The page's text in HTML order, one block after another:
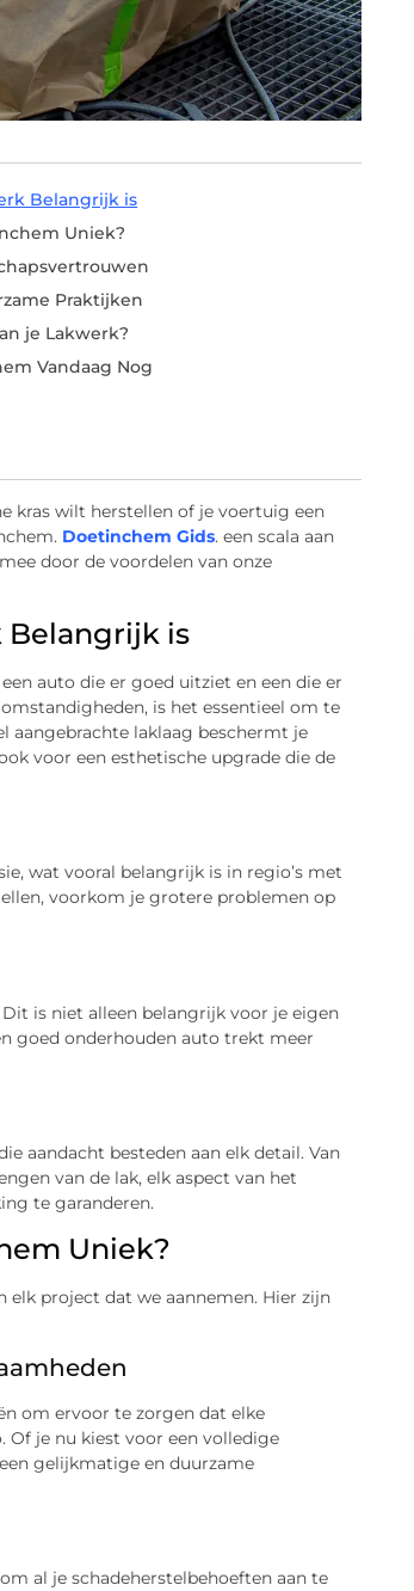
Belangrijk is
Uniek?
Praktijken
je Lakwerk?
Vandaag Nog
kras wilt herstellen of je voertuig een
Doetinchem Gids. een scala aan
door de voordelen van onze
Belangrijk is
auto die er goed uitziet en een die er
is het essentieel om te
aangebrachte laklaag beschermt je
voor een esthetische upgrade die de
wat vooral belangrijk is in regio’s met
voorkom je grotere problemen op
is niet alleen belangrijk voor je eigen
goed onderhouden auto trekt meer
aandacht besteden aan elk detail. Van
van de lak, elk aspect van het
te garanderen.
Uniek?
project dat we aannemen. Hier zijn
om ervoor te zorgen dat elke
Of je nu kiest voor een volledige
gelijkmatige en duurzame
al je schadeherstelbehoeften aan te